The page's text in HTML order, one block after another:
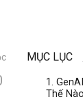
MỤC LỤC
1.
Thế